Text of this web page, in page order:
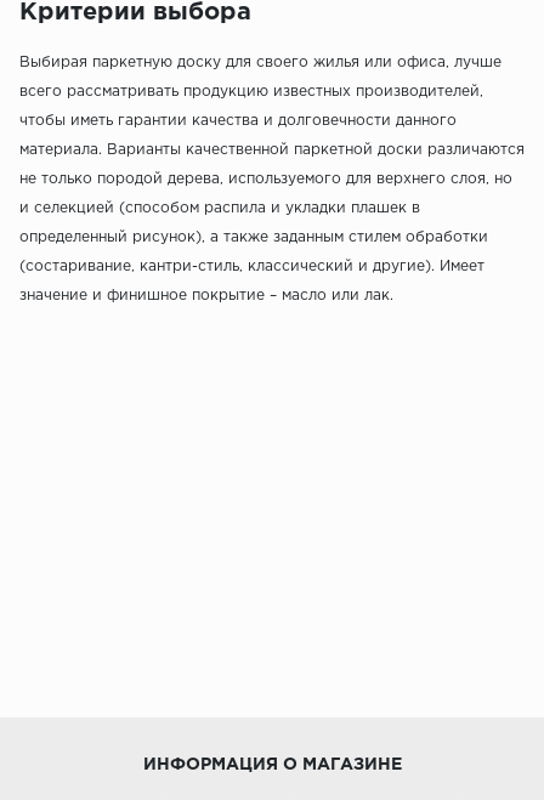
Критерии выбора
Выбирая паркетную доску для своего жилья или офиса, лучше
всего рассматривать продукцию известных производителей,
чтобы иметь гарантии качества и долговечности данного
материала. Варианты качественной паркетной доски различаются
не только породой дерева, используемого для верхнего слоя, но
и селекцией (способом распила и укладки плашек в
определенный рисунок), а также заданным стилем обработки
(состаривание, кантри-стиль, классический и другие). Имеет
значение и финишное покрытие – масло или лак.
ИНФОРМАЦИЯ О МАГАЗИНЕ